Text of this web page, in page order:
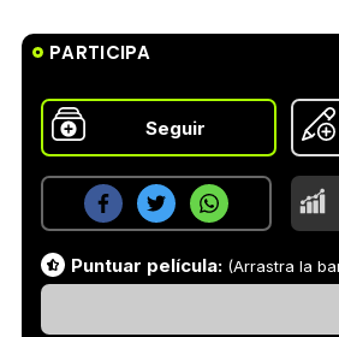
PARTICIPA
Seguir
Puntuar película: (Arrastra la